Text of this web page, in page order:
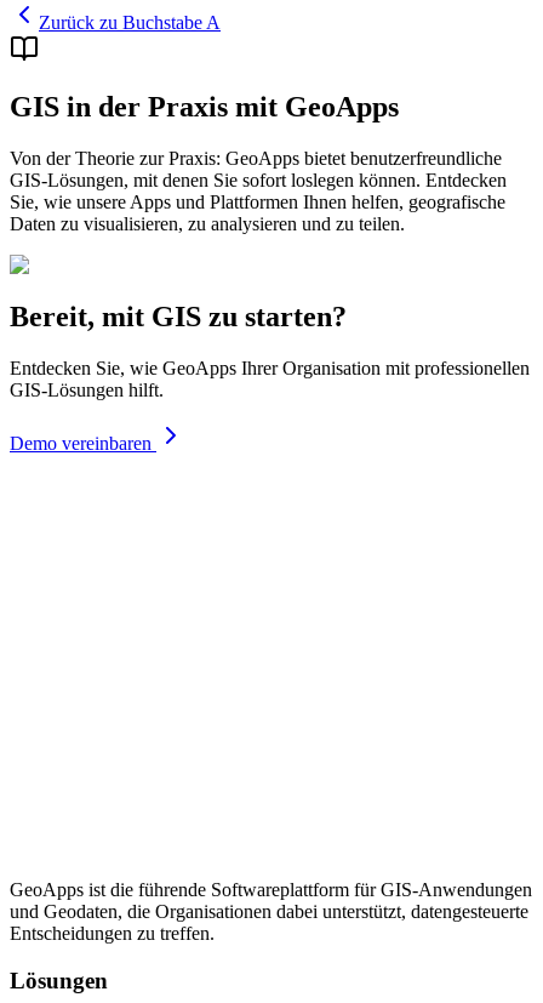
Zurück zu Buchstabe A
GIS in der Praxis mit GeoApps
Von der Theorie zur Praxis: GeoApps bietet benutzerfreundliche
GIS-Lösungen, mit denen Sie sofort loslegen können. Entdecken
Sie, wie unsere Apps und Plattformen Ihnen helfen, geografische
Daten zu visualisieren, zu analysieren und zu teilen.
Bereit, mit GIS zu starten?
Entdecken Sie, wie GeoApps Ihrer Organisation mit professionellen
GIS-Lösungen hilft.
Demo vereinbaren
GeoApps ist die führende Softwareplattform für GIS-Anwendungen
und Geodaten, die Organisationen dabei unterstützt, datengesteuerte
Entscheidungen zu treffen.
Lösungen